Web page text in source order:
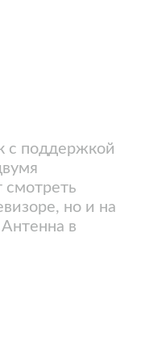
с поддержкой
смотреть
но и на
в